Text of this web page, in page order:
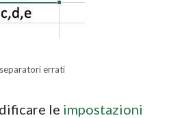
errati
le impostazioni